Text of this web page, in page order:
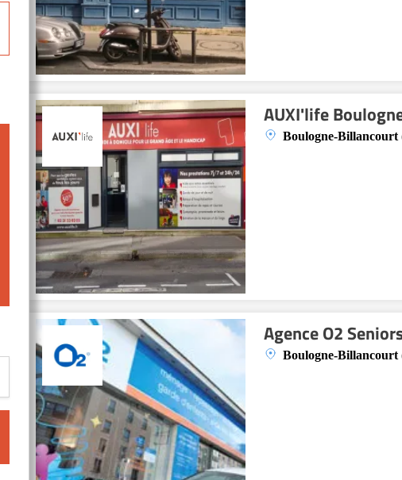
AUXI'life
Boulogne-Billancourt
Agence O2
Boulogne-Billancourt